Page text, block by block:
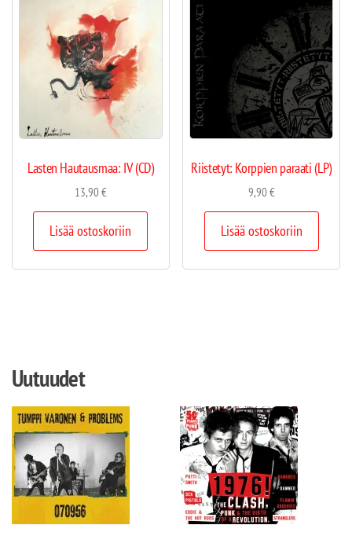
Lasten Hautausmaa: IV (CD)
13,90€
Lisää ostoskoriin
Riistetyt: Korppien paraati (LP)
9,90€
Lisää ostoskoriin
Uutuudet